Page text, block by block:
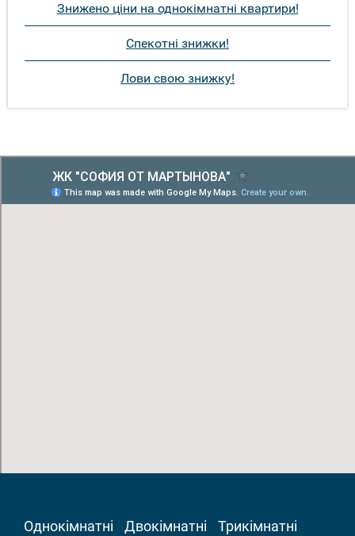
Знижено ціни на однокімнатні квартири!
Спекотні знижки!
Лови свою знижку!
Однокімнатні Двокімнатні Трикімнатні